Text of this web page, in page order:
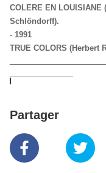
COLERE EN
Schlöndorff).
- 1991
TRUE COLORS (Herbert
Partager